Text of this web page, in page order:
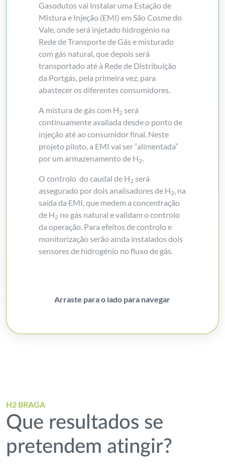
Gasodutos vai instalar uma Estação de
Mistura e Injeção (EMI) em São Cosme do
Vale, onde será injetado hidrogénio na
Rede de Transporte de Gás e misturado
com gás natural, que depois será
transportado até à Rede de Distribuição
da Portgás, pela primeira vez, para
abastecer os diferentes consumidores.
A mistura de gás com H2 será
continuamente avaliada desde o ponto de
injeção até ao consumidor final. Neste
projeto piloto, a EMI vai ser “alimentada”
por um armazenamento de H2.
O controlo do caudal de H2 será
assegurado por dois analisadores de H2, na
saída da EMI, que medem a concentração
de H2 no gás natural e validam o controlo
da operação. Para efeitos de controlo e
monitorização serão ainda instalados dois
sensores de hidrogénio no fluxo de gás.
Arraste para o lado para navegar
H2 BRAGA
Que resultados se
pretendem atingir?